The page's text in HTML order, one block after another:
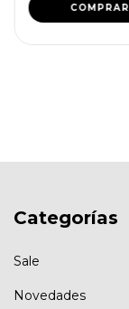
COMPRAR
Categorías
Sale
Novedades